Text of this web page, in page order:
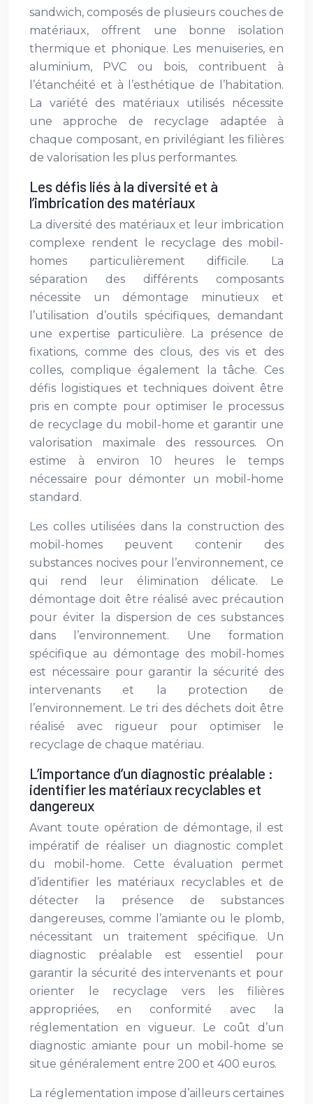
sandwich, composés de plusieurs couches de
matériaux, offrent une bonne isolation
thermique et phonique. Les menuiseries, en
aluminium, PVC ou bois, contribuent à
l’étanchéité et à l’esthétique de l’habitation.
La variété des matériaux utilisés nécessite
une approche de recyclage adaptée à
chaque composant, en privilégiant les filières
de valorisation les plus performantes.
Les défis liés à la diversité et à
l’imbrication des matériaux
La diversité des matériaux et leur imbrication
complexe rendent le recyclage des mobil-
homes particulièrement difficile. La
séparation des différents composants
nécessite un démontage minutieux et
l’utilisation d’outils spécifiques, demandant
une expertise particulière. La présence de
fixations, comme des clous, des vis et des
colles, complique également la tâche. Ces
défis logistiques et techniques doivent être
pris en compte pour optimiser le processus
de recyclage du mobil-home et garantir une
valorisation maximale des ressources. On
estime à environ 10 heures le temps
nécessaire pour démonter un mobil-home
standard.
Les colles utilisées dans la construction des
mobil-homes peuvent contenir des
substances nocives pour l’environnement, ce
qui rend leur élimination délicate. Le
démontage doit être réalisé avec précaution
pour éviter la dispersion de ces substances
dans l’environnement. Une formation
spécifique au démontage des mobil-homes
est nécessaire pour garantir la sécurité des
intervenants et la protection de
l’environnement. Le tri des déchets doit être
réalisé avec rigueur pour optimiser le
recyclage de chaque matériau.
L’importance d’un diagnostic préalable :
identifier les matériaux recyclables et
dangereux
Avant toute opération de démontage, il est
impératif de réaliser un diagnostic complet
du mobil-home. Cette évaluation permet
d’identifier les matériaux recyclables et de
détecter la présence de substances
dangereuses, comme l’amiante ou le plomb,
nécessitant un traitement spécifique. Un
diagnostic préalable est essentiel pour
garantir la sécurité des intervenants et pour
orienter le recyclage vers les filières
appropriées, en conformité avec la
réglementation en vigueur. Le coût d’un
diagnostic amiante pour un mobil-home se
situe généralement entre 200 et 400 euros.
La réglementation impose d’ailleurs certaines